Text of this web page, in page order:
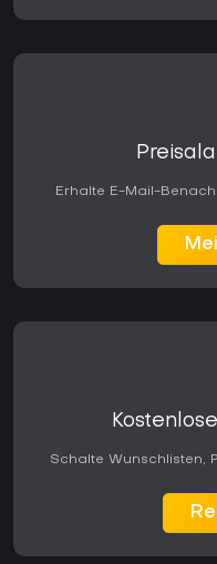
Erhalte E-Mail-
Schalte Wunschlisten,